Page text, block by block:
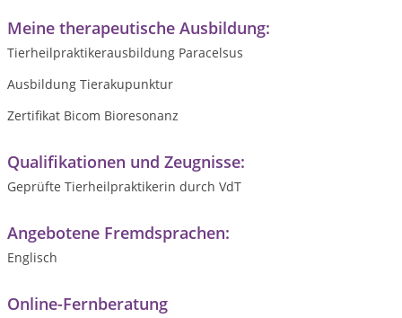
Meine therapeutische Ausbildung:
Tierheilpraktikerausbildung Paracelsus
Ausbildung Tierakupunktur
Zertifikat Bicom Bioresonanz
Qualifikationen und Zeugnisse:
Geprüfte Tierheilpraktikerin durch VdT
Angebotene Fremdsprachen:
Englisch
Online-Fernberatung